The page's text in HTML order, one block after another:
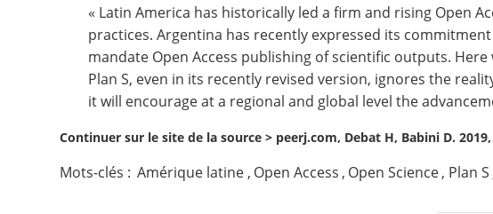
Nous suivre
« Latin America has historically led a firm and rising Open
practices. Argentina has recently expressed its
mandate Open Access publishing of scientific outputs.
Plan S, even in its recently revised version, ignores the
it will encourage at a regional and global level the
Continuer sur le site de la source > peerj.com, Debat H, Babini D.
Mots-clés : Amérique latine , Open Access , Open Science, Plan S